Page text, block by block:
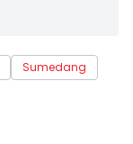
Sumedang